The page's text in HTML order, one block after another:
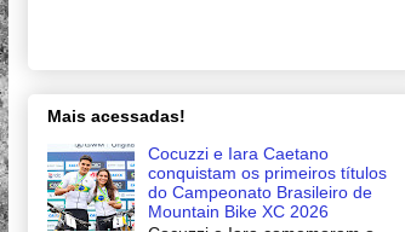
Mais acessadas!
Cocuzzi e Iara Caetano
conquistam os primeiros títulos
do Campeonato Brasileiro de
Mountain Bike XC 2026